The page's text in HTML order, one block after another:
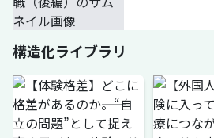
構造化ライブラリ